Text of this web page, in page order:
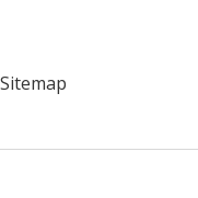
Sitemap